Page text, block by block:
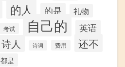
的人 的是 礼物
考试 自己的 英语
诗人 诗词 费用 还不
都是